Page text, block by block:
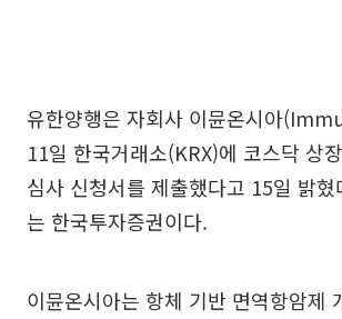
유한양행은 자회사 이뮨온시아
11일 한국거래소(KRX)에 코스닥 상
심사 신청서를 제출했다고 15일 밝
는 한국투자증권이다.
이뮨온시아는 항체 기반 면역항암제